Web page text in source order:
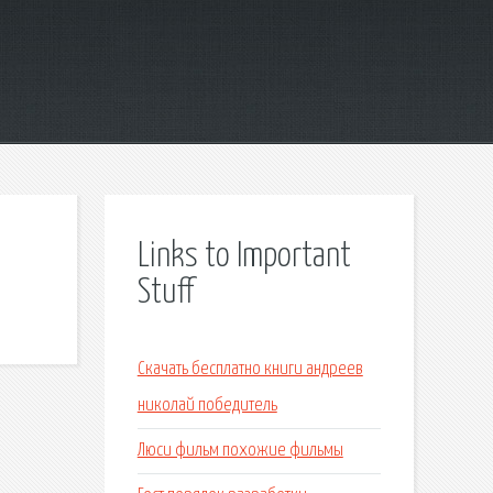
Links to Important
Stuff
Скачать бесплатно книги андреев
николай победитель
Люси фильм похожие фильмы